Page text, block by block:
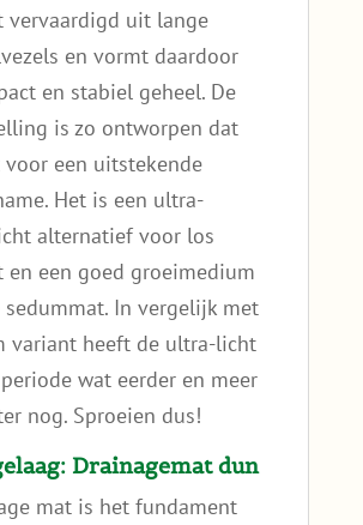
vervaardigd uit lange
en vormt daardoor
en stabiel geheel. De
is zo ontworpen dat
een uitstekende
Het is een ultra-
alternatief voor los
en een goed groeimedium
sedummat. In vergelijk met
variant heeft de ultra-licht
wat eerder en meer
nog. Sproeien dus!
Drainagemat dun
mat is het fundament